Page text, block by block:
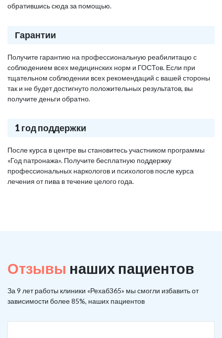
обратившись сюда за помощью.
Гарантии
Получите гарантию на профессиональную реабилитацю с
соблюдением всех медицинских норм и ГОСТов. Если при
тщательном соблюдении всех рекомендаций с вашей стороны
так и не будет достигнуто положительных результатов, вы
получите деньги обратно.
1 год поддержки
После курса в центре вы становитесь участником программы
«Год патронажа». Получите бесплатную поддержку
профессиональных наркологов и психологов после курса
лечения от пива в течение целого года.
Отзывы наших пациентов
За 9 лет работы клиники «Рехаб365» мы смогли избавить от
зависимости более 85%, наших пациентов